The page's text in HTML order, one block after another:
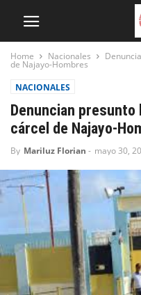
Home Nacionales
de Najayo-Hombres
NACIONALES
Denuncian presunto
cárcel de Najayo-
By Mariluz Florian - mayo 30,